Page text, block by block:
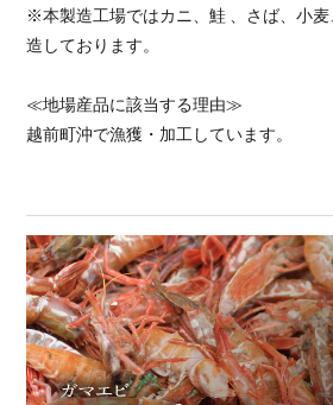
※本製造工場ではカニ、鮭 、さば、小
造しております。
≪地場産品に該当する理由≫
越前町沖で漁獲・加工しています。